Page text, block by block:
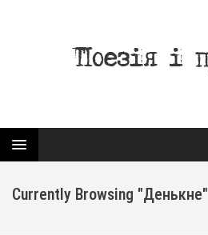
Currently Browsing "денькне"